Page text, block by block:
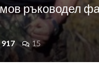
ръководел
917 15